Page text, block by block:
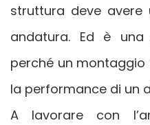
struttura deve avere
andatura. Ed è una
perché un
la performance di un
A lavorare con